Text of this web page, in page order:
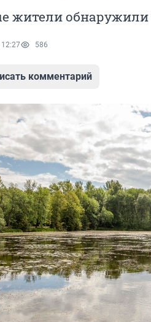
жители обнаружили
586
комментарий